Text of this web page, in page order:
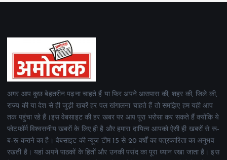
अगर आप कुछ बेहतरीन पढ़ना चाहते हैं या फिर अपने आसपास की, शहर की, जिले की,
राज्य की या देश से ही जुड़ी खबरें हर पल खंगालना चाहते हैं तो समझिए हम यही आप
तक पहुंचा रहे हैं।इस वेबसाइट की हर खबर पर आप पूरा भरोसा कर सकते हैं क्योंकि ये
प्लेटफॉर्म विश्वसनीय खबरों के लिए ही है और हमारा दायित्व आपको ऐसी ही खबरों से रू-
ब-रू कराने का है। वेबसाइट की न्यूज टीम 15 से 20 वर्षों का पत्रकारिता का अनुभव
रखती है। यहां अपने पाठकों के हितों और उनकी पसंद का पूरा ध्यान रखा जाता है। इस